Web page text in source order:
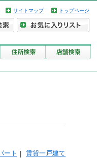
サイトマップ トップページ
ート 賃貸一戸建て